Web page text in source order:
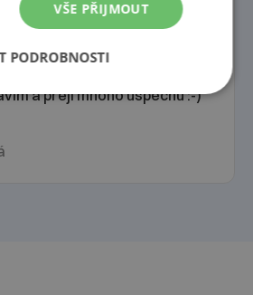
dobře a co je skvělý bonus:
rozepřím.. Opravdu smekám
a přeji mnoho úspěchů :-)
VŠE PŘIJMOUT
PODROBNOSTI